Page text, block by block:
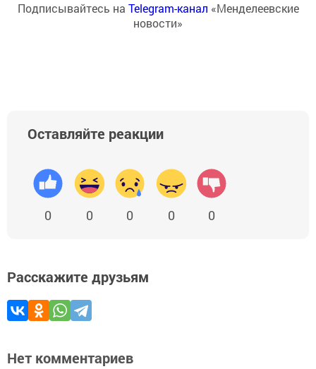
Подписывайтесь на Telegram-канал «Менделеевские
новости»
Оставляйте реакции
0 0 0 0 0
Расскажите друзьям
Нет комментариев